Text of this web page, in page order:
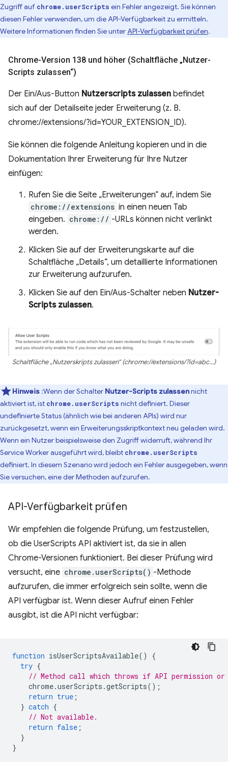
Zugriff auf chrome.userScripts ein Fehler angezeigt. Sie können
diesen Fehler verwenden, um die API-Verfügbarkeit zu ermitteln.
Weitere Informationen finden Sie unterAPI-Verfügbarkeit prüfen.
Chrome-Version 138 und höher (Schaltfläche „Nutzer-
Scripts zulassen“)
Der Ein/Aus-Button Nutzerscripts zulassen befindet
sich auf der Detailseite jeder Erweiterung (z. B.
chrome://extensions/?id=YOUR_EXTENSION_ID).
Sie können die folgende Anleitung kopieren und in die
Dokumentation Ihrer Erweiterung für Ihre Nutzer
einfügen:
Rufen Sie die Seite „Erweiterungen“ auf, indem Sie
chrome://extensions in einen neuen Tab
eingeben. chrome:// -URLs können nicht verlinkt
werden.
Klicken Sie auf der Erweiterungskarte auf die
Schaltfläche „Details“, um detaillierte Informationen
zur Erweiterung aufzurufen.
Klicken Sie auf den Ein/Aus-Schalter neben Nutzer-
Scripts zulassen.
Schaltfläche „Nutzerskripts zulassen“ (chrome://extensions/?id=abc...)
Hinweis :Wenn der Schalter Nutzer-Scripts zulassennicht
aktiviert ist, ist chrome.userScripts nicht definiert. Dieser
undefinierte Status (ähnlich wie bei anderen APIs) wird nur
zurückgesetzt, wenn ein Erweiterungsskriptkontext neu geladen wird.
Wenn ein Nutzer beispielsweise den Zugriff widerruft, während Ihr
Service Worker ausgeführt wird, bleibt chrome.userScripts
definiert. In diesem Szenario wird jedoch ein Fehler ausgegeben, wenn
Sie versuchen, eine der Methoden aufzurufen.
API-Verfügbarkeit prüfen
Wir empfehlen die folgende Prüfung, um festzustellen,
ob die UserScripts API aktiviert ist, da sie in allen
Chrome-Versionen funktioniert. Bei dieser Prüfung wird
versucht, eine chrome.userScripts() -Methode
aufzurufen, die immer erfolgreich sein sollte, wenn die
API verfügbar ist. Wenn dieser Aufruf einen Fehler
ausgibt, ist die API nicht verfügbar:
function isUserScriptsAvailable()
{
try {
// Method call which throws if API permission
chrome.userScripts .getScripts();
return true ;
} catch {
// Not available.
return false ;
}
}